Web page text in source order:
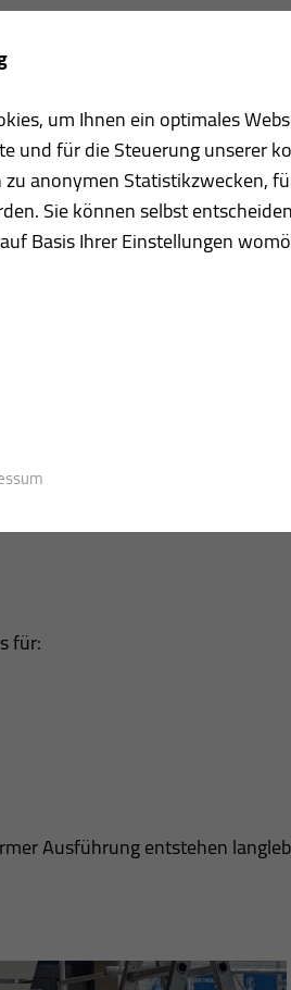
als auch architektonisch
mit Längenänderungen.
stehen nahezu unbegrenzte
bewusst zur natürlichen
für:
Ausführung entstehen
um Ihnen ein optimales
und für die Steuerung unserer
anonymen Statistikzwecken,
Sie können selbst
Basis Ihrer Einstellungen